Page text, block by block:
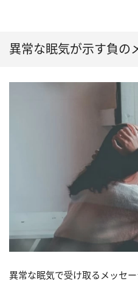
異常な眠気が示す負の
異常な眠気で受け取るメッセ